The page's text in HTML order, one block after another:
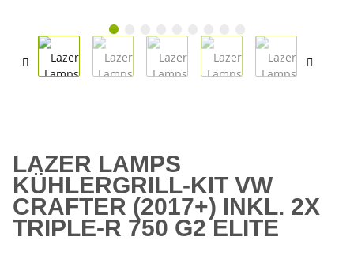
LAZER LAMPS
KÜHLERGRILL-KIT VW
CRAFTER (2017+) INKL. 2X
TRIPLE-R 750 G2 ELITE